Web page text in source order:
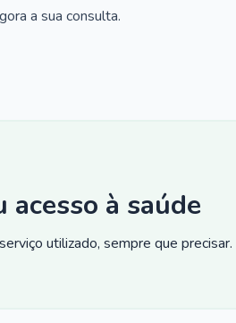
a sua consulta.
à saúde
utilizado, sempre que precisar.